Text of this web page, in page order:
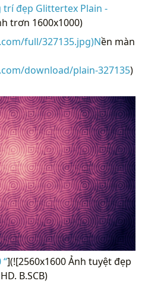
trí đẹp Glittertex Plain -
trơn 1600x1000)
full/327135.jpg)Nền màn
download/plain-327135)
](![2560x1600 Ảnh tuyệt đẹp
B.SCB)